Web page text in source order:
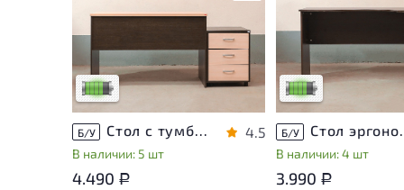
незначительные следы
эксплуатации, не влияющие
Низкая степень износа
Б/У Стол с тумбой ЛДСП Венге
В наличии: 5 шт
4.5
4.490 Р
У товара
незначительные
эксплуатации, не
на удобство его
использования
Низкая степень
Б/У Стол
В наличии: 4 шт
3.990 Р